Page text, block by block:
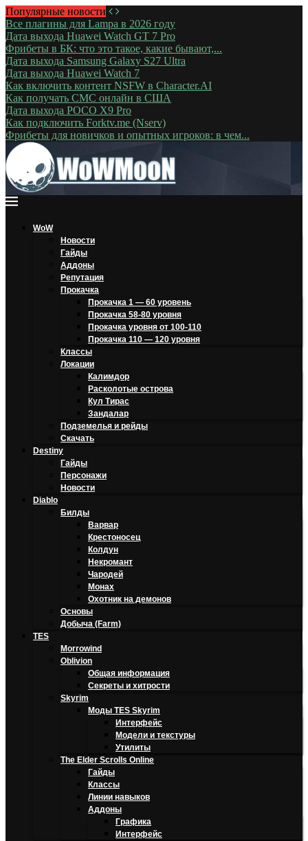
Популярные новости
Все плагины для Lampa в 2026 году
Дата выхода Huawei Watch GT 7 Pro
Фрибеты в БК: что это такое, какие бывают,...
Дата выхода Samsung Galaxy S27 Ultra
Дата выхода Huawei Watch 7
Как включить контент NSFW в Character.AI
Как получать СМС онлайн в США
Дата выхода POCO X9 Pro
Как подключить Forktv.me (Nserv)
Фрибеты для новичков и опытных игроков: в чем...
WoW
Новости
Гайды
Аддоны
Репутация
Прокачка
Прокачка 1 — 60 уровень
Прокачка 58-80 уровня
Прокачка уровня от 100-110
Прокачка 110 — 120 уровня
Классы
Локации
Калимдор
Расколотые острова
Кул Тирас
Зандалар
Подземелья и рейды
Скачать
Destiny
Гайды
Персонажи
Новости
Diablo
Билды
Варвар
Крестоносец
Колдун
Некромант
Чародей
Монах
Охотник на демонов
Основы
Добыча (Farm)
TES
Morrowind
Oblivion
Общая информация
Секреты и хитрости
Skyrim
Моды TES Skyrim
Интерфейс
Модели и текстуры
Утилиты
The Elder Scrolls Online
Гайды
Классы
Линии навыков
Аддоны
Графика
Интерфейс